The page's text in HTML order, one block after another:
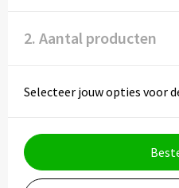
2. Aantal producten
Selecteer jouw opties voor